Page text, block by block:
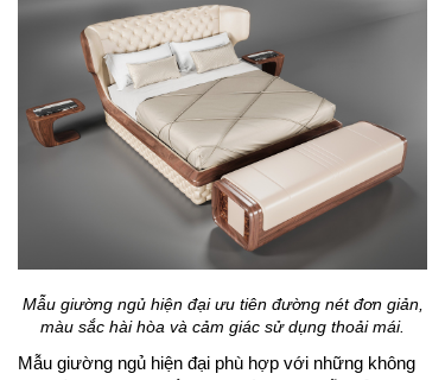
Mẫu giường ngủ hiện đại ưu tiên đường nét đơn giản,
màu sắc hài hòa và cảm giác sử dụng thoải mái.
Mẫu giường ngủ hiện đại phù hợp với những không